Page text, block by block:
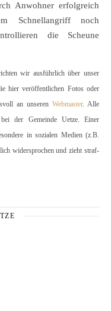
Anwohner erfolgreich
Schnellangriff noch
die Scheune
wir ausführlich über unser
hier veröffentlichen Fotos oder
an unserenWebmaster. Alle
der Gemeinde Uetze. Einer
in sozialen Medien (z.B.
widersprochen und zieht straf-